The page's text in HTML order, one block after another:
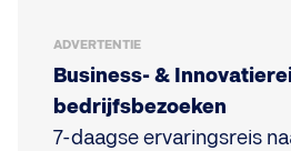
ADVERTENTIE
Business- &
bedrijfsbezoeken
7-daagse ervaringsreis